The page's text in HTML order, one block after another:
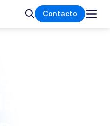
BuscarContacto